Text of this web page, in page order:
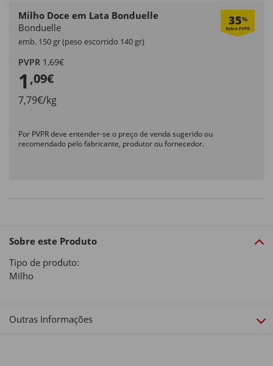
Milho Doce em Lata Bonduelle 35%
Bonduelle
emb. 150 gr (peso escorrido 140 gr)
PVPR 1,69€
1 ,09€
7,79€/kg
Por PVPR deve entender-se o preço de venda sugerido ou
recomendado pelo fabricante, produtor ou fornecedor.
Sobre este Produto
Tipo de produto:
Milho
Outras Informações